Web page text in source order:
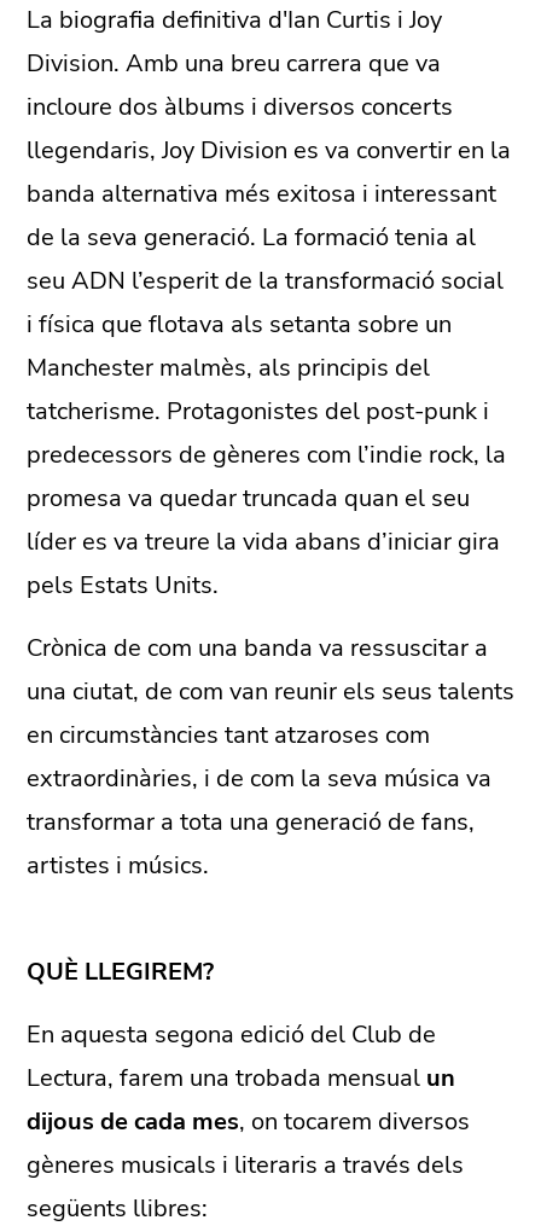
La biografia definitiva d'Ian Curtis i Joy
Division. Amb una breu carrera que va
incloure dos àlbums i diversos concerts
llegendaris, Joy Division es va convertir en la
banda alternativa més exitosa i interessant
de la seva generació. La formació tenia al
seu ADN l’esperit de la transformació social
i física que flotava als setanta sobre un
Manchester malmès, als principis del
tatcherisme. Protagonistes del post-punk i
predecessors de gèneres com l’indie rock, la
promesa va quedar truncada quan el seu
líder es va treure la vida abans d’iniciar gira
pels Estats Units.
Crònica de com una banda va ressuscitar a
una ciutat, de com van reunir els seus talents
en circumstàncies tant atzaroses com
extraordinàries, i de com la seva música va
transformar a tota una generació de fans,
artistes i músics.
QUÈ LLEGIREM?
En aquesta segona edició del Club de
Lectura, farem una trobada mensual un
dijous de cada mes, on tocarem diversos
gèneres musicals i literaris a través dels
següents llibres: